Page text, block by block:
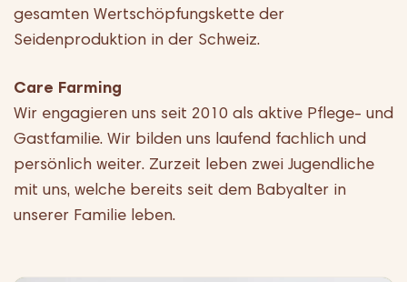
gesamten Wertschöpfungskette der
Seidenproduktion in der Schweiz.
Care Farming
Wir engagieren uns seit 2010 als aktive Pflege- und
Gastfamilie. Wir bilden uns laufend fachlich und
persönlich weiter. Zurzeit leben zwei Jugendliche
mit uns, welche bereits seit dem Babyalter in
unserer Familie leben.